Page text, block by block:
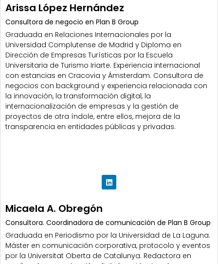
Arissa López Hernández
Consultora de negocio en Plan B Group
Graduada en Relaciones Internacionales por la
Universidad Complutense de Madrid y Diploma en
Dirección de Empresas Turísticas por la Escuela
Universitaria de Turismo Iriarte. Experiencia internacional
con estancias en Cracovia y Ámsterdam. Consultora de
negocios con background y experiencia relacionada con
la innovación, la transformación digital, la
internacionalización de empresas y la gestión de
proyectos de otra índole, entre ellos, mejora de la
transparencia en entidades públicas y privadas.
Micaela A. Obregón
Consultora. Coordinadora de comunicación de Plan B Group
Graduada en Periodismo por la Universidad de La Laguna.
Máster en comunicación corporativa, protocolo y eventos
por la Universitat Oberta de Catalunya. Redactora en